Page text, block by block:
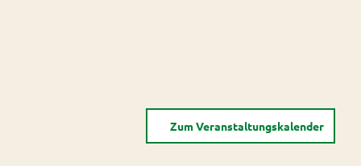
Zum Veranstaltungskalender